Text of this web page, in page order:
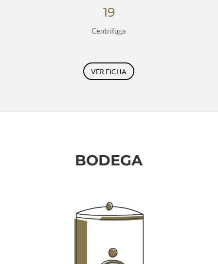
19
Centrifuga
VER FICHA
BODEGA